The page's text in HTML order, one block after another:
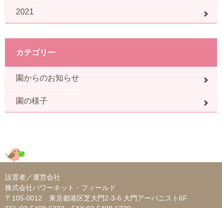
2021
カテゴリー
園からのお知らせ
園の様子
設置者／運営会社
株式会社パワーネット・フィールド
〒105-0012 東京都港区芝大門2-3-6 大門アーバニスト6F